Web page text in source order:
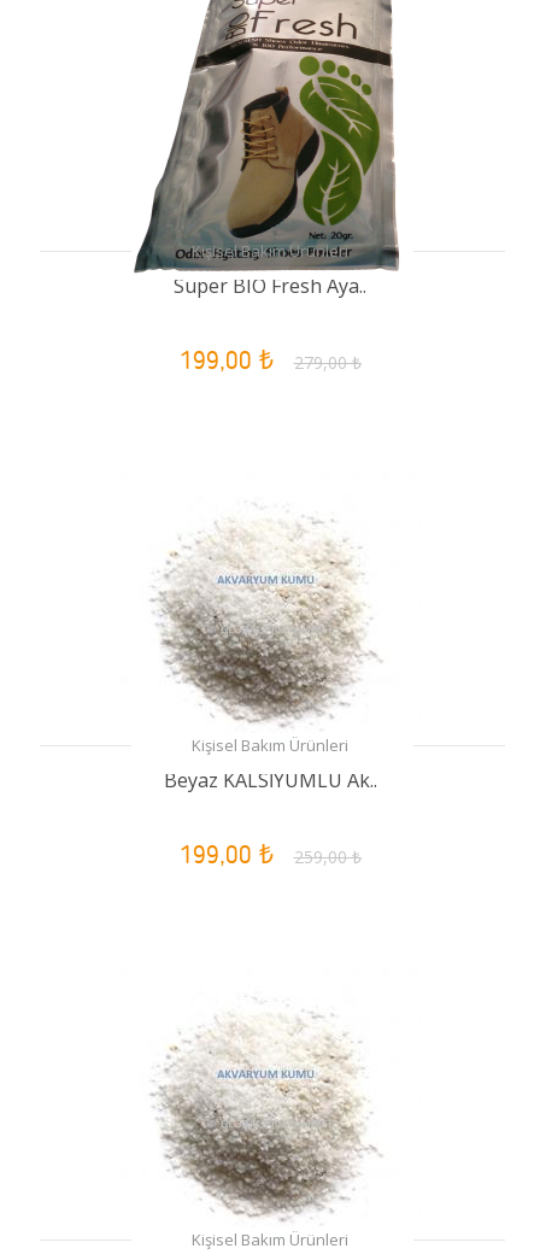
Kişisel Bakım Ürünleri
Süper BIO Fresh Aya..
199,00 ₺ 279,00 ₺
Kişisel Bakım Ürünleri
Beyaz KALSİYUMLU Ak..
199,00 ₺ 259,00 ₺
Kişisel Bakım Ürünleri